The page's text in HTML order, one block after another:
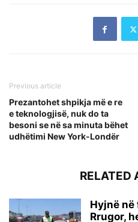
Previous article
Prezantohet shpikja më e re
e teknologjisë, nuk do ta
besoni se në sa minuta bëhet
udhëtimi New York-Londër
RELATED
Hyjnë
Rrugor,